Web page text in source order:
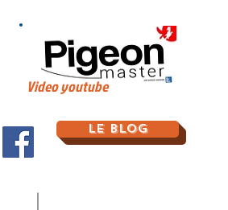
Video youtube
Le Blog